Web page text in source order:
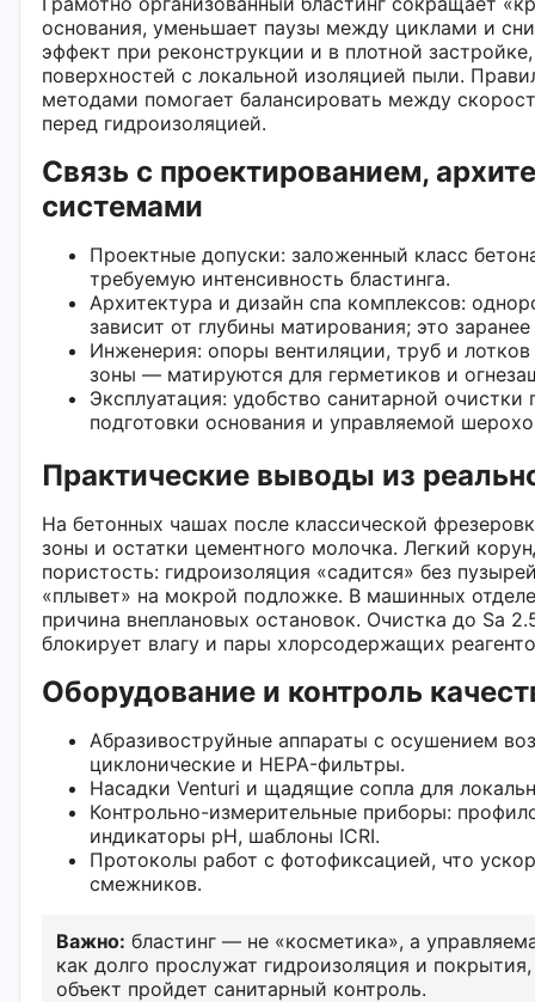
основания, уменьшает паузы между циклами и
эффект при реконструкции и в плотной
поверхностей с локальной изоляцией пыли.
методами помогает балансировать между
перед гидроизоляцией.
Связь с проектированием,
системами
Проектные допуски: заложенный класс
требуемую интенсивность бластинга.
Архитектура и дизайн спа комплексов:
зависит от глубины матирования; это
Инженерия: опоры вентиляции, труб и
зоны — матируются для герметиков и
Эксплуатация: удобство санитарной
подготовки основания и управляемой
Практические выводы из
На бетонных чашах после классической
зоны и остатки цементного молочка. Легкий
пористость: гидроизоляция «садится» без
«плывет» на мокрой подложке. В машинных
причина внеплановых остановок. Очистка до Sa
блокирует влагу и пары хлорсодержащих
Оборудование и контроль
Абразивоструйные аппараты с осушением
циклонические и HEPA-фильтры.
Насадки Venturi и щадящие сопла для
Контрольно-измерительные приборы:
индикаторы pH, шаблоны ICRI.
Протоколы работ с фотофиксацией, что
смежников.
Важно: бластинг — не «косметика», а
как долго прослужат гидроизоляция и
объект пройдет санитарный контроль.